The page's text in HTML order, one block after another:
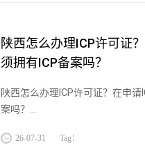
陕西怎么办理ICP许可证
须拥有ICP备案吗？
陕西怎么办理ICP许可证？在申请
案吗？...
26-07-31
Tag：